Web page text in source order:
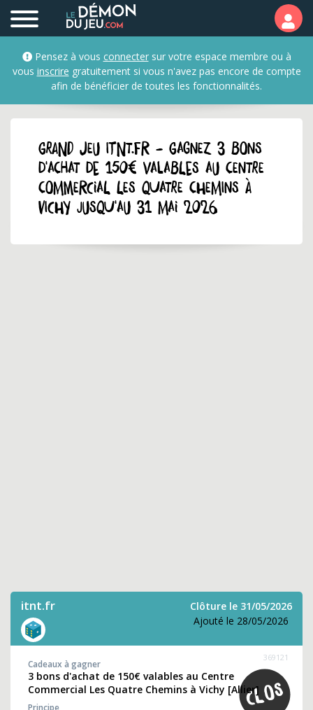
Pensez à vous connectersur votre espace membre ou à
vous inscrire gratuitement si vous n'avez pas encore de compte
afin de bénéficier de toutes les fonctionnalités.
GRAND JEU itnt.fr - Gagnez 3 bons
d'achat de 150€ valables au Centre
Commercial Les Quatre Chemins à
Vichy jusqu'au 31 mai 2026
itnt.fr
Clôture le 31/05/2026
Ajouté le 28/05/2026
369121
Cadeaux à gagner
3 bons d'achat de 150€ valables au Centre
Commercial Les Quatre Chemins à Vichy [Allier]
Principe